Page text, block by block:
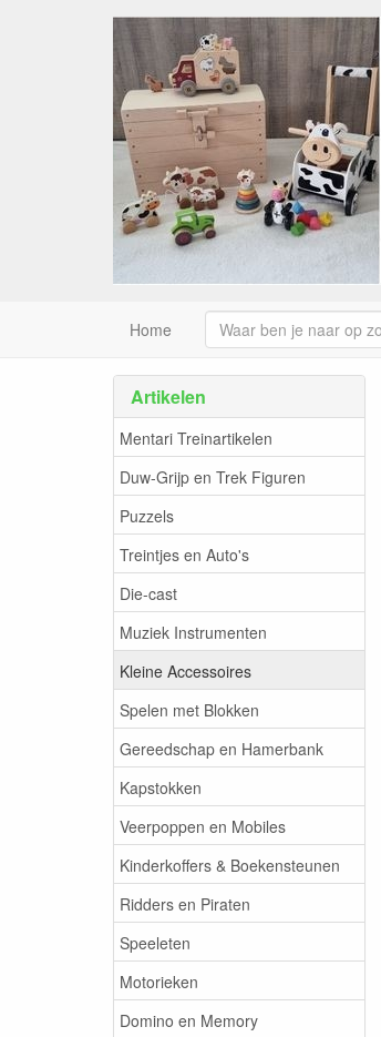
Home
Artikelen
Mentari Treinartikelen
Duw-Grijp en Trek Figuren
Puzzels
Treintjes en Auto's
Die-cast
Muziek Instrumenten
Kleine Accessoires
Spelen met Blokken
Gereedschap en Hamerbank
Kapstokken
Veerpoppen en Mobiles
Kinderkoffers & Boekensteunen
Ridders en Piraten
Speeleten
Motorieken
Domino en Memory